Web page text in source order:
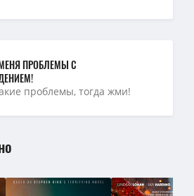
(2023) WEB-DLRip 720p от
ПРОБЛЕМЫ С
проблемы, тогда жми!